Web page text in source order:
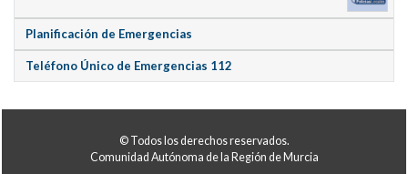
Planificación de Emergencias
Teléfono Único de Emergencias 112
© Todos los derechos reservados.
Comunidad Autónoma de la Región de Murcia